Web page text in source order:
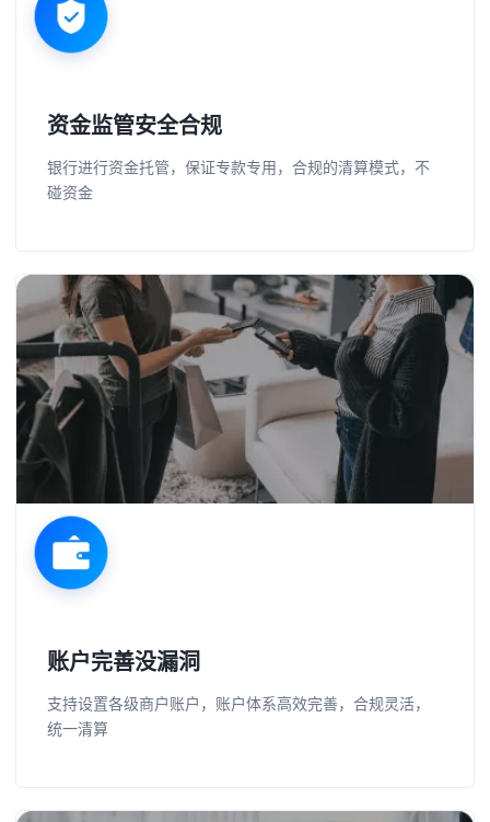
资金监管安全合规
银行进行资金托管，保证专款专用，合规的清算模式，不
碰资金
账户完善没漏洞
支持设置各级商户账户，账户体系高效完善，合规灵活，
统一清算